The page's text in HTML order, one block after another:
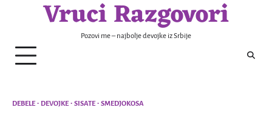
Vruci Razgovori
Pozovi me – najbolje devojke iz Srbije
DEBELE DEVOJKE SISATE SMEDJOKOSA